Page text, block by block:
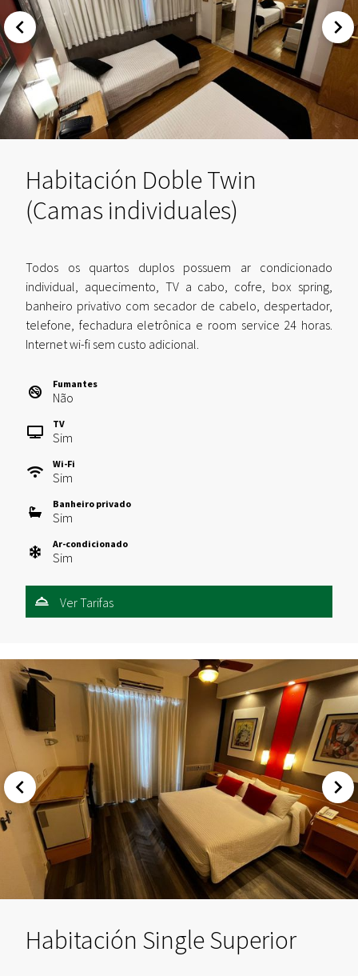
Habitación Doble Twin
(Camas individuales)
Todos os quartos duplos possuem ar condicionado
individual, aquecimento, TV a cabo, cofre, box spring,
banheiro privativo com secador de cabelo, despertador,
telefone, fechadura eletrônica e room service 24 horas.
Internet wi-fi sem custo adicional.
Fumantes
Não
TV
Sim
Wi-Fi
Sim
Banheiro privado
Sim
Ar-condicionado
Sim
Ver Tarifas
Habitación Single Superior